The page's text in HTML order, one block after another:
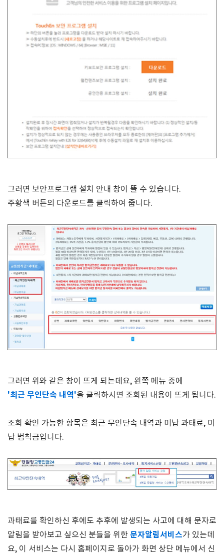
그러면 보안프로그램 설치 안내 창이 뜰 수 있습니다.
주황색 버튼의 다운로드를 클릭하여 줍니다.
그러면 위와 같은 창이 뜨게 되는데요, 왼쪽 메뉴 중에
'최근 무인단속 내역'을 클릭하시면 조회된 내용이 뜨게 됩니다.
조회 확인 가능한 항목은 최근 무인단속 내역과 미납 과태료, 미
납 범칙금입니다.
과태료를 확인하신 후에도 추후에 발생되는 사고에 대해 문자로
알림을 받아보고 싶으신 분들을 위한 문자알림서비스가 있는데
요, 이 서비스는 다시 홈페이지로 돌아가 화면 상단 메뉴에서 신